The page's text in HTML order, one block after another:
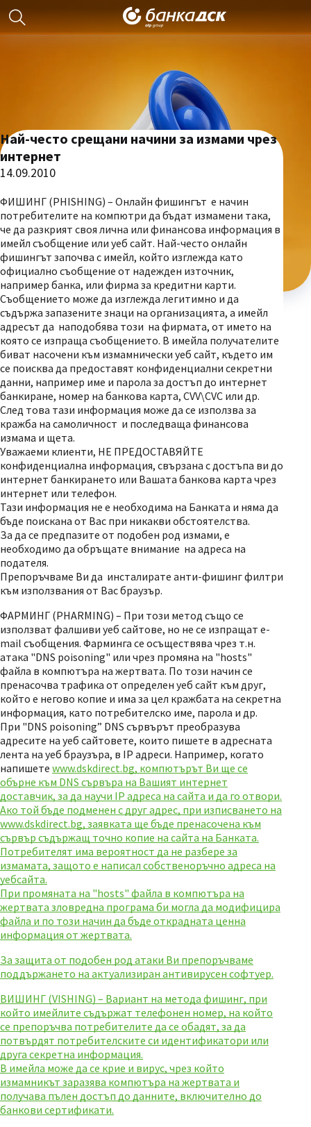
Най-често срещани начини за измами чрез
интернет
14.09.2010
ФИШИНГ (PHISHING) – Онлайн фишингът е начин
потребителите на компютри да бъдат измамени така,
че да разкрият своя лична или финансова информация в
имейл съобщение или уеб сайт. Най-често онлайн
фишингът започва с имейл, който изглежда като
официално съобщение от надежден източник,
например банка, или фирма за кредитни карти.
Съобщението може да изглежда легитимно и да
съдържа запазените знаци на организацията, а имейл
адресът да наподобява този на фирмата, от името на
която се изпраща съобщението. В имейла получателите
биват насочени към измамнически уеб сайт, където им
се поисква да предоставят конфиденциални секретни
данни, например име и парола за достъп до интернет
банкиране, номер на банкова карта, CVV\CVC или др.
След това тази информация може да се използва за
кражба на самоличност и последваща финансова
измама и щета.
Уважаеми клиенти, НЕ ПРЕДОСТАВЯЙТЕ
конфиденциална информация, свързана с достъпа ви до
интернет банкирането или Вашата банкова карта чрез
интернет или телефон.
Тази информация не е необходима на Банката и няма да
бъде поискана от Вас при никакви обстоятелства.
За да се предпазите от подобен род измами, е
необходимо да обръщате внимание на адреса на
подателя.
Препоръчваме Ви да инсталирате анти-фишинг филтри
към използвания от Вас браузър.
ФАРМИНГ (PHARMING) – При този метод също се
използват фалшиви уеб сайтове, но не се изпращат e-
mail съобщения. Фарминга се осъществява чрез т.н.
атака "DNS poisoning" или чрез промяна на "hosts"
файла в компютъра на жертвата. По този начин се
пренасочва трафика от определен уеб сайт към друг,
който е негово копие и има за цел кражбата на секретна
информация, като потребителско име, парола и др.
При "DNS poisoning” DNS сървърът преобразува
адресите на уеб сайтовете, които пишете в адресната
лента на уеб браузъра, в IP адреси. Например, когато
напишете www.dskdirect.bg, компютърът Ви ще се
обърне към DNS сървъра на Вашият интернет
доставчик, за да научи IP адреса на сайта и да го отвори.
Ако той бъде подменен с друг адрес, при изписването на
www.dskdirect.bg, заявката ще бъде пренасочена към
сървър съдържащ точно копие на сайта на Банката.
Потребителят има вероятност да не разбере за
измамата, защото е написал собственоръчно адреса на
уебсайта.
При промяната на "hosts" файла в компютъра на
жертвата зловредна програма би могла да модифицира
файла и по този начин да бъде открадната ценна
информация от жертвата.
За защита от подобен род атаки Ви препоръчваме
поддържането на актуализиран антивирусен софтуер.
ВИШИНГ (VISHING) – Вариант на метода фишинг, при
който имейлите съдържат телефонен номер, на който
се препоръчва потребителите да се обадят, за да
потвърдят потребителските си идентификатори или
друга секретна информация.
В имейла може да се крие и вирус, чрез който
измамникът заразява компютъра на жертвата и
получава пълен достъп до данните, включително до
банкови сертификати.